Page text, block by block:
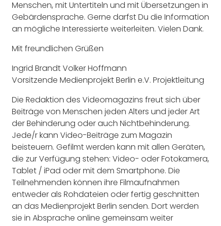
Menschen, mit Untertiteln und mit Übersetzungen in
Gebärdensprache. Gerne darfst Du die Information
an mögliche Interessierte weiterleiten. Vielen Dank.
Mit freundlichen Grüßen
Ingrid Brandt Volker Hoffmann
Vorsitzende Medienprojekt Berlin e.V. Projektleitung
Die Redaktion des Videomagazins freut sich über
Beiträge von Menschen jeden Alters und jeder Art
der Behinderung oder auch Nichtbehinderung.
Jede/r kann Video-Beiträge zum Magazin
beisteuern. Gefilmt werden kann mit allen Geräten,
die zur Verfügung stehen: Video- oder Fotokamera,
Tablet / iPad oder mit dem Smartphone. Die
Teilnehmenden können ihre Filmaufnahmen
entweder als Rohdateien oder fertig geschnitten
an das Medienprojekt Berlin senden. Dort werden
sie in Absprache online gemeinsam weiter